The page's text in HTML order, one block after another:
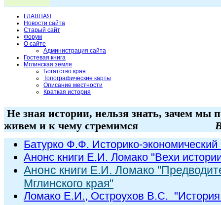
ГЛАВНАЯ
Новости сайта
Старый сайт
Форум
О сайте
Администрация сайта
Гостевая книга
Мглинская земля
Богатство края
Топографические карты
Описание местности
Краткая история
Не зная истории, нельзя знать, зачем мы
живем и к чему стремимся
Батурко Ф.Ф. Историко-экономический
Анонс книги Е.И. Ломако "Вехи
Анонс книги Е.И. Ломако
Мглинского края"
Ломако Е.И., Остроухов В.С. "